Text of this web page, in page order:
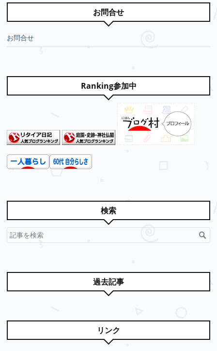
お問合せ
お問合せ
Ranking参加中
検索
過去記事
リンク